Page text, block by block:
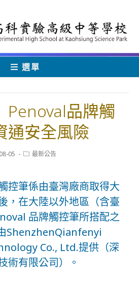
選單
Penoval品牌觸
通安全風險
05
Post最新公告
控筆係由臺灣廠商取得大
，在大陸以外地區（含臺
品牌觸控筆所搭配之
ShenzhenQianfenyi
Co., Ltd.提供（深
術有限公司）。